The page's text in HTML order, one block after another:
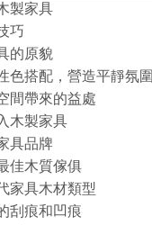
製家具
巧
的原貌
色搭配，營造平靜氛圍
間帶來的益處
木製家具
具品牌
佳木質傢俱
家具木材類型
刮痕和凹痕